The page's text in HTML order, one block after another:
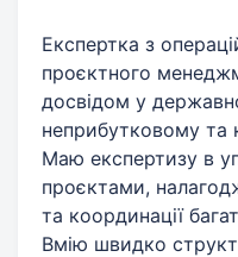
Експертка з
проєктного
досвідом у
неприбутковому та
Маю експертизу в
проєктами,
та координації
Вмію швидко